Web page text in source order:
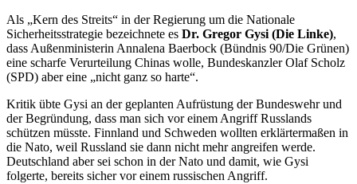
Als „Kern des Streits“ in der Regierung um die Nationale
Sicherheitsstrategie bezeichnete es Dr. Gregor Gysi (Die Linke),
dass Außenministerin Annalena Baerbock (Bündnis 90/Die Grünen)
eine scharfe Verurteilung Chinas wolle, Bundeskanzler Olaf Scholz
(SPD) aber eine „nicht ganz so harte“.
Kritik übte Gysi an der geplanten Aufrüstung der Bundeswehr und
der Begründung, dass man sich vor einem Angriff Russlands
schützen müsste. Finnland und Schweden wollten erklärtermaßen in
die Nato, weil Russland sie dann nicht mehr angreifen werde.
Deutschland aber sei schon in der Nato und damit, wie Gysi
folgerte, bereits sicher vor einem russischen Angriff.